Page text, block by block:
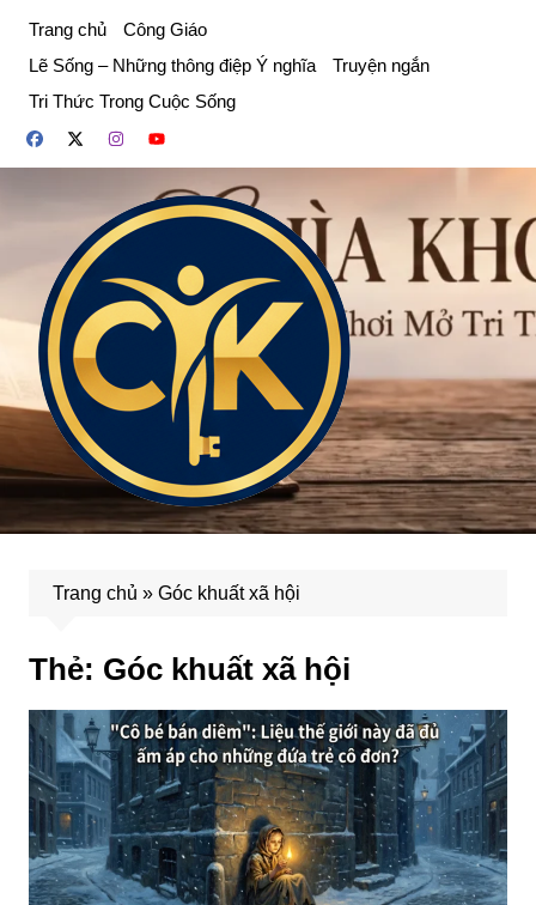
phần
dung
Trang chủ
Công Giáo
Lẽ Sống – Những thông điệp Ý nghĩa
Truyện ngắn
Tri Thức Trong Cuộc Sống
Trang chủ » Góc khuất xã hội
Thẻ: Góc khuất xã hội